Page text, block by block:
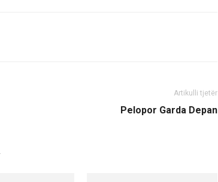
Artikulli tjetër
Pelopor Garda Depan